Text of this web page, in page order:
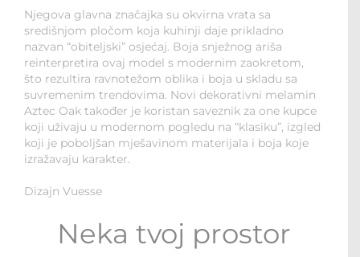
Njegova glavna značajka su okvirna vrata sa
središnjom pločom koja kuhinji daje prikladno
nazvan “obiteljski” osjećaj. Boja snježnog ariša
reinterpretira ovaj model s modernim zaokretom,
što rezultira ravnotežom oblika i boja u skladu sa
suvremenim trendovima. Novi dekorativni melamin
Aztec Oak također je koristan saveznik za one kupce
koji uživaju u modernom pogledu na “klasiku”, izgled
koji je poboljšan mješavinom materijala i boja koje
izražavaju karakter.
Dizajn Vuesse
Neka tvoj prostor